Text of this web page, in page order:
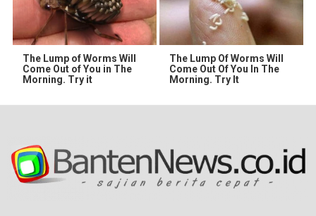
The Lump of Worms Will
Come Out of You in The
Morning. Try it
The Lump Of Worms Will
Come Out Of You In The
Morning. Try It